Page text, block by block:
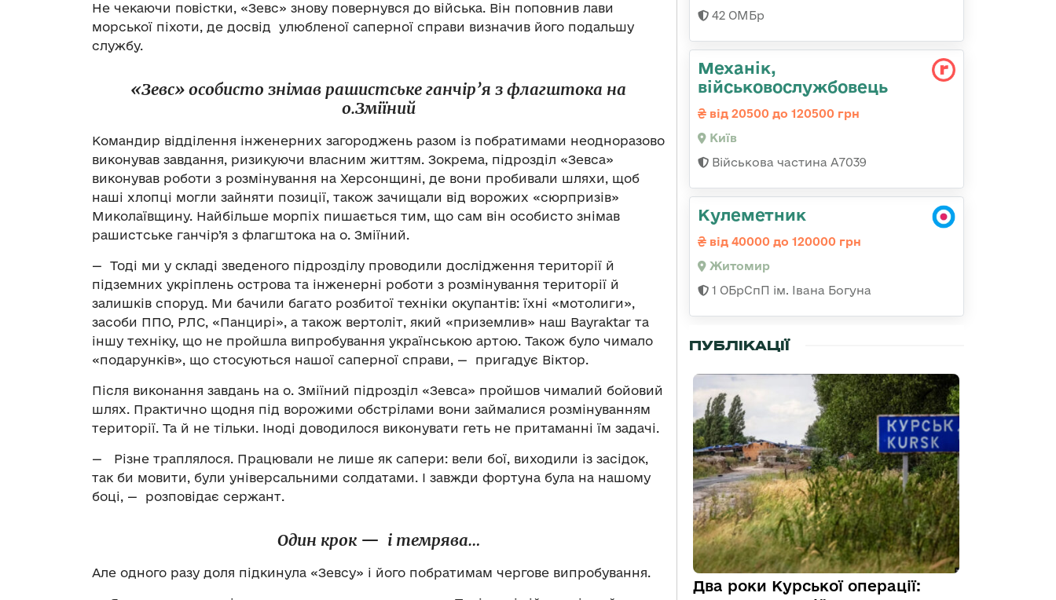
Не чекаючи повістки, «Зевс» знову повернувся до війська. Він поповнив лави
морської піхоти, де досвід улюбленої саперної справи визначив його подальшу
службу.
«Зевс» особисто знімав рашистське ганчір’я з флагштока на
о.Зміїний
Командир відділення інженерних загороджень разом із побратимами неодноразово
виконував завдання, ризикуючи власним життям. Зокрема, підрозділ «Зевса»
виконував роботи з розмінування на Херсонщині, де вони пробивали шляхи, щоб
наші хлопці могли зайняти позиції, також зачищали від ворожих «сюрпризів»
Миколаївщину. Найбільше морпіх пишається тим, що сам він особисто знімав
рашистське ганчір’я з флагштока на о. Зміїний.
— Тоді ми у складі зведеного підрозділу проводили дослідження території й
підземних укріплень острова та інженерні роботи з розмінування території й
залишків споруд. Ми бачили багато розбитої техніки окупантів: їхні «мотолиги»,
засоби ППО, РЛС, «Панцирі», а також вертоліт, який «приземлив» наш Bayraktar та
іншу техніку, що не пройшла випробування українською артою. Також було чимало
«подарунків», що стосуються нашої саперної справи, — пригадує Віктор.
Після виконання завдань на о. Зміїний підрозділ «Зевса» пройшов чималий бойовий
шлях. Практично щодня під ворожими обстрілами вони займалися розмінуванням
території. Та й не тільки. Іноді доводилося виконувати геть не притаманні їм задачі.
— Різне траплялося. Працювали не лише як сапери: вели бої, виходили із засідок,
так би мовити, були універсальними солдатами. І завжди фортуна була на нашому
боці, — розповідає сержант.
Один крок — і темрява…
Але одного разу доля підкинула «Зевсу» і його побратимам чергове випробування.
42 ОМБр
Механік,
військовослужбовець
від 20500 до 120500 грн
Київ
Військова частина А7039
Кулеметник
від 40000 до 120000 грн
Житомир
1 ОБрСпП ім. Івана Богуна
ПУБЛІКАЦІЇ
Два роки Курської операції: